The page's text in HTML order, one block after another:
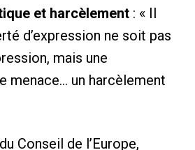
et harcèlement: « Il
d’expression ne soit pas
mais une
menace… un harcèlement
Conseil de l’Europe,